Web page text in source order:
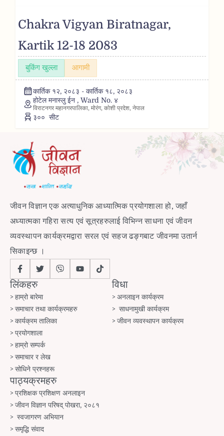
Chakra Vigyan Biratnagar,
Kartik 12-18 2083
बुकिंग खुल्ला आगामी
कार्तिक १२, २०८३ - कार्तिक १८, २०८३
होटेल मनास्लु ईन , Ward No. ४
विराटनगर महानगरपालिका, मोरंग, काेशी प्रदेश, नेपाल
३०० सीट
जीवन विज्ञान एक अत्याधुनिक आध्यात्मिक प्रयोगशाला हो, जहाँ
अध्यात्मका गहिरा सत्य एवं सूत्रहरुलाई विभिन्न साधना एवं जीवन
व्यवस्थापन कार्यक्रमद्वारा सरल एवं सहज ढङ्गबाट जीवनमा उतार्न
सिकाइन्छ ।
लिंकहरु
हाम्रो बारेमा
समाचार तथा कार्यक्रमहरु
कार्यक्रम तालिका
प्रयोगशाला
हाम्रो सम्पर्क
समाचार र लेख
सोधिने प्रश्नहरू
विधा
अनलाइन कार्यक्रम
साधनामुखी कार्यक्रम
जीवन व्यवस्थापन कार्यक्रम
पाठ्यक्रमहरु
प्रशिक्षक प्रशिक्षण अनलाइन
जीवन विज्ञान परिषद् पोखरा, २०८१
स्वजागरण अभियान
समृद्धि संवाद